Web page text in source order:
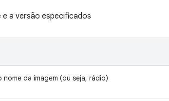
e a versão especificados
nome da imagem (ou seja, rádio)